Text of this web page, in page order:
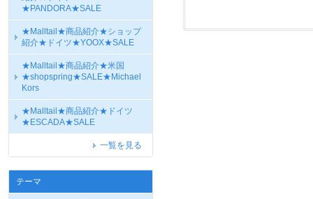
★PANDORA★SALE
★Malltail★商品紹介★ショップ
紹介★ドイツ★YOOX★SALE
★Malltail★商品紹介★米国
★shopspring★SALE★Michael
Kors
★Malltail★商品紹介★ドイツ
★ESCADA★SALE
一覧を見る
テーマ